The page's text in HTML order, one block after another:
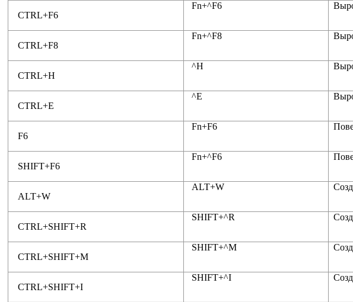
CTRL+F6
Fn+^F6
CTRL+F8
Fn+^F8
CTRL+H
^H
CTRL+E
^E
F6
Fn+F6
SHIFT+F6
Fn+^F6
ALT+W
ALT+W
CTRL+SHIFT+R
SHIFT+^R
CTRL+SHIFT+M
SHIFT+^M
CTRL+SHIFT+I
SHIFT+^I